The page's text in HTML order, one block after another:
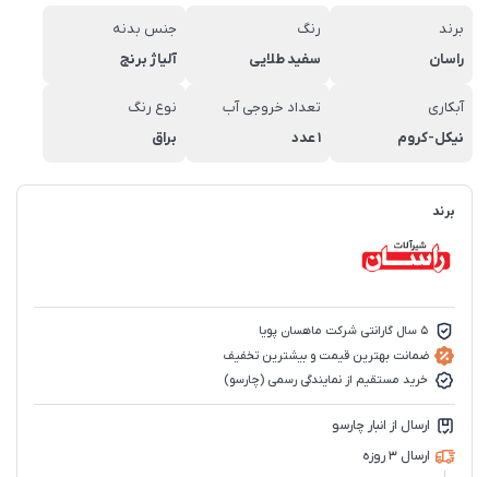
برند
راسان
رنگ
سفید طلایی
جنس بدنه
آلیاژ برنج
آبکاری
نیکل-کروم
تعداد خروجی آب
1 عدد
نوع رنگ
براق
برند
5 سال گارانتی شرکت ماهسان پویا
ضمانت بهترین قیمت و بیشترین تخفیف
خرید مستقیم از نمایندگی رسمی (چارسو)
ارسال از انبار چارسو
ارسال 3 روزه